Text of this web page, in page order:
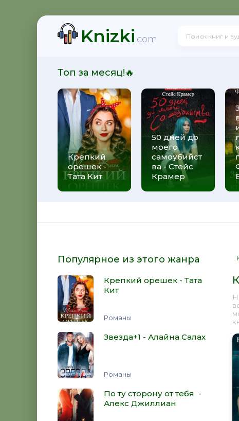
Knizki.com
Топ за месяц!🔥
Крепкий
орешек -
Тата Кит
50 дней до
моего
самоубийст
ва - Стейс
Крамер
Популярное из этого жанра
Крепкий орешек - Тата
Кит
Романы
Звезда+1 - Алайна Салах
Романы
По ту сторону от тебя -
Алекс Джиллиан
Джиллиан